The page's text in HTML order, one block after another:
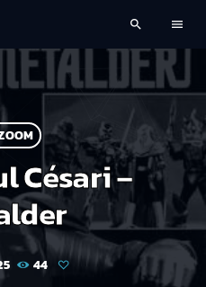
search menu
Césari –
44